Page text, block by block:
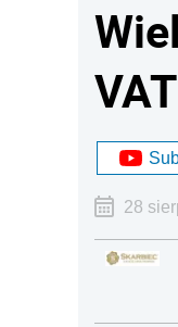
VAT
28